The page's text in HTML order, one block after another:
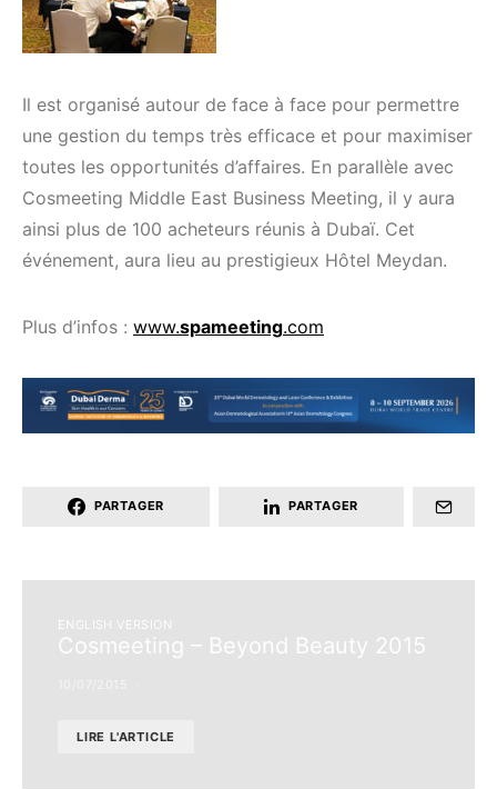
Il est organisé autour de face à face pour permettre
une gestion du temps très efficace et pour maximiser
toutes les opportunités d’affaires. En parallèle avec
Cosmeeting Middle East Business Meeting, il y aura
ainsi plus de 100 acheteurs réunis à Dubaï. Cet
événement, aura lieu au prestigieux Hôtel Meydan.
Plus d’infos : www.spameeting.com
PARTAGER PARTAGER
ENGLISH VERSION
Cosmeeting – Beyond Beauty 2015
LIRE L'ARTICLE